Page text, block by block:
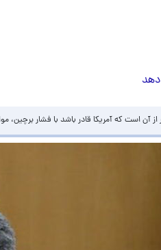
دهد
آن است که آمریکا قادر باشد با فشار برچین،